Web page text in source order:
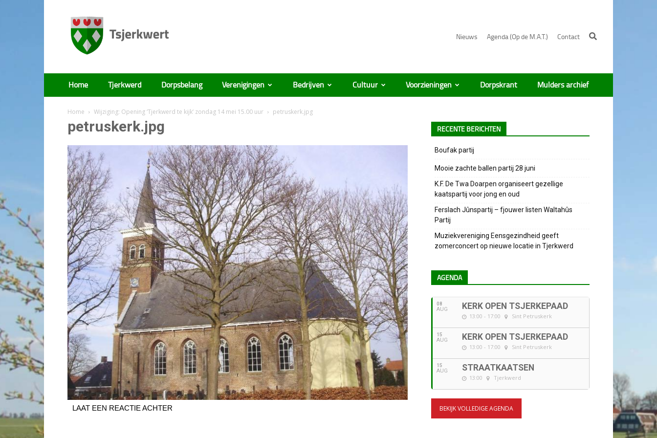
Nieuws Agenda (Op de M.A.T.) Contact
Tsjerkwert
Home Tjerkwerd Dorpsbelang Verenigingen Bedrijven Cultuur Voorzieningen Dorpskrant Mulders archief
Home Wijziging: Opening ‘Tjerkwerd te kijk’ zondag 14 mei 15.00 uur petruskerk.jpg
petruskerk.jpg
LAAT EEN REACTIE ACHTER
RECENTE BERICHTEN
Boufak partij
Mooie zachte ballen partij 28 juni
K.F. De Twa Doarpen organiseert gezellige
kaatspartij voor jong en oud
Ferslach Jûnspartij – fjouwer listen Waltahûs
Partij
Muziekvereniging Eensgezindheid geeft
zomerconcert op nieuwe locatie in Tjerkwerd
AGENDA
08
AUG KERK OPEN TSJERKEPAAD
13:00 - 17:00 Sint Petruskerk
15
AUG KERK OPEN TSJERKEPAAD
13:00 - 17:00 Sint Petruskerk
15
AUG STRAATKAATSEN
13:00 Tjerkwerd
BEKIJK VOLLEDIGE AGENDA